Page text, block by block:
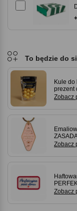
To będzie do
Kule do
prezent
Zobacz
Zobacz
4,8 cm
Zobacz